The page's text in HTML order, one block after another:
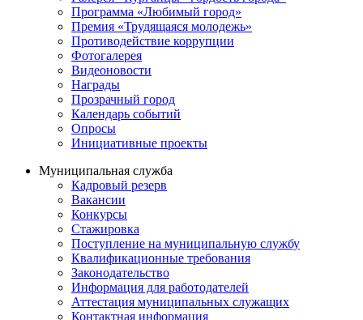
Программа «Любимый город»
Премия «Трудящаяся молодежь»
Противодействие коррупции
Фотогалерея
Видеоновости
Награды
Прозрачный город
Календарь событий
Опросы
Инициативные проекты
Муниципальная служба
Кадровый резерв
Вакансии
Конкурсы
Стажировка
Поступление на муниципальную службу
Квалификационные требования
Законодательство
Информация для работодателей
Аттестация муниципальных служащих
Контактная информация